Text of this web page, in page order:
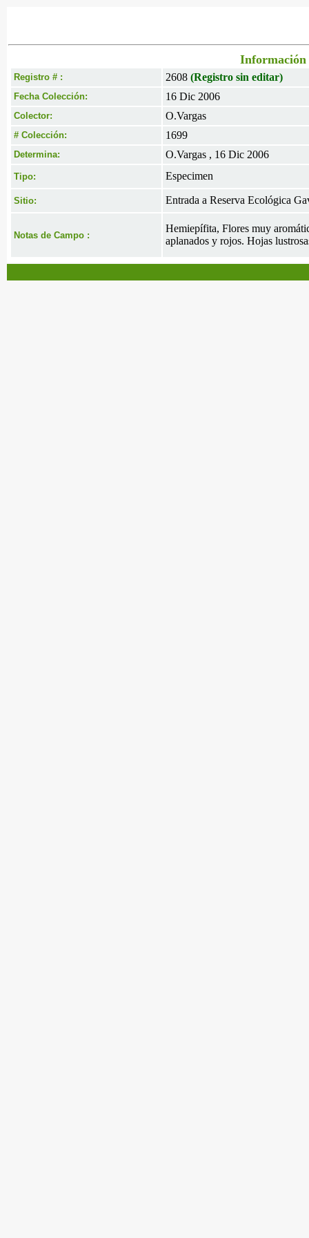
Información
Registro # : 2608 (Registro sin editar)
Fecha Colección: 16 Dic 2006
Colector: O.Vargas
# Colección: 1699
Determina: O.Vargas , 16 Dic 2006
Tipo: Especimen
Sitio: Entrada a Reserva Ecológica
Notas de Campo :
Hemiepífita, Flores muy
aplanados y rojos. Hojas